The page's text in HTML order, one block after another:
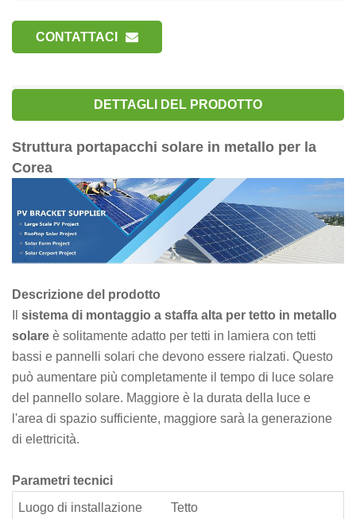
CONTATTACI
DETTAGLI DEL PRODOTTO
Struttura portapacchi solare in metallo per la
Corea
Descrizione del prodotto
sistema di montaggio a staffa alta per tetto in metallo
solare è solitamente adatto per tetti in lamiera con tetti
bassi e pannelli solari che devono essere rialzati. Questo
può aumentare più completamente il tempo di luce solare
del pannello solare. Maggiore è la durata della luce e
l'area di spazio sufficiente, maggiore sarà la generazione
di elettricità.
Parametri tecnici
Luogo di installazione
Tetto